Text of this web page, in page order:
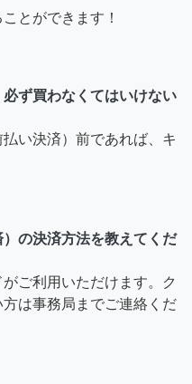
とができます！
ず買わなくてはいけない
い決済）前であれば、キ
の決済方法を教えてくだ
ご利用いただけます。ク
は事務局までご連絡くだ